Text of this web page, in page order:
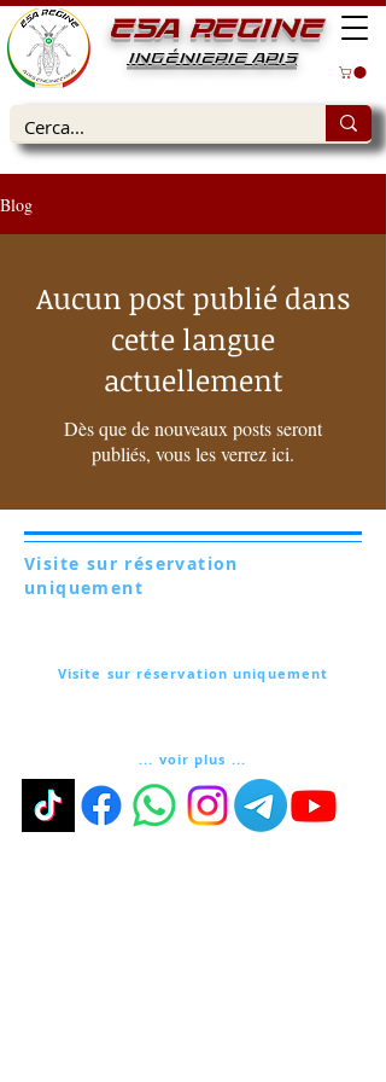
ESA REGINE
INGÉNIERIE APIS
Blog
Aucun post publié dans
cette langue
actuellement
Dès que de nouveaux posts seront
publiés, vous les verrez ici.
Visite sur réservation uniquement
... voir plus ...
Visite sur réservation
uniquement